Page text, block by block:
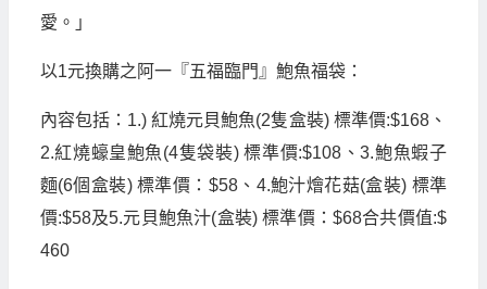
愛。」
以1元換購之阿一『五福臨門』鮑魚福袋：
內容包括： 1.) 紅燒元貝鮑魚(2隻盒裝) 標準價:$168、
2.紅燒蠔皇鮑魚 (4隻袋裝)標準價:$108 、3.鮑魚蝦子
麵(6個盒裝)標準價： $58、 4.鮑汁燴花菇(盒裝) 標準
價:$58及5.元貝鮑魚汁(盒裝)標準價：$68合共價值:$
460